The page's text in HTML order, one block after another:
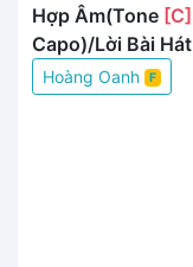
Hợp Âm(Tone [C]
Capo)/Lời Bài Hát
Hoàng Oanh F